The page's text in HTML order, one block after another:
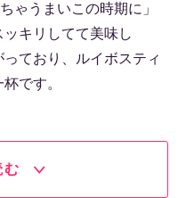
ゃうまいこの時期に」
ッキリしてて美味し
ており、ルイボスティ
です。
む